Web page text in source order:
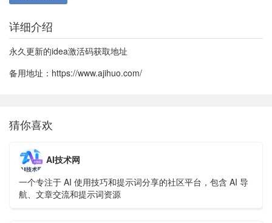
详细介绍
永久更新的idea激活码获取地址
备用地址： https://www.ajihuo.com/
猜你喜欢
AI技术网
一个专注于 AI 使用技巧和提示词分享的社区平台，包含 AI 导
航、文章交流和提示词资源